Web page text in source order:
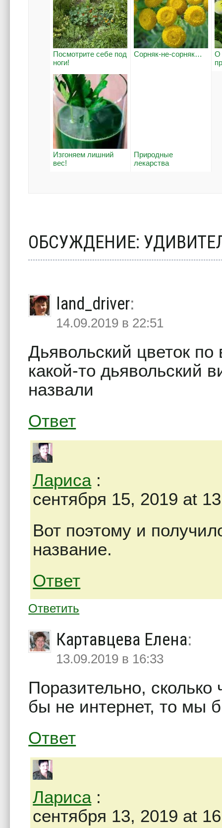
Посмотрите себе под
ноги!
Сорняк-не-сорняк…
О
Изгоняем лишний
вес!
Природные
лекарства
ОБСУЖДЕНИЕ:
land_driver:
14.09.2019 в 22:51
Дьявольский цветок
какой-то дьявольский
назвали
Ответ
Лариса:
сентября 15, 2019 at
Вот поэтому и
название.
Ответ
Ответить
Картавцева Елена:
13.09.2019 в 16:33
Поразительно,
бы не интернет, то мы
Ответ
Лариса:
сентября 13, 2019 at